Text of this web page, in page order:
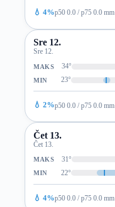
💧 4%p50 0.0 / p75 0.0 mm
Sre 12.
Sre 12.
MAKS 34°
MIN 23°
💧 2%p50 0.0 / p75 0.0 mm
Čet 13.
Čet 13.
MAKS 31°
MIN 22°
💧 4%p50 0.0 / p75 0.0 mm